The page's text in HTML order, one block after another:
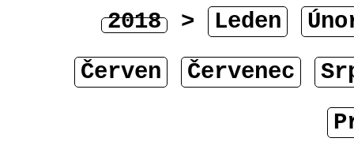
2018 > Leden
Červen
Červenec